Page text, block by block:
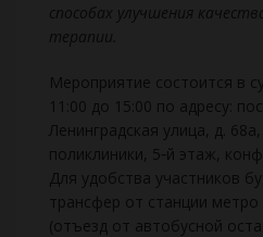
способах улучшения
терапии.
Мероприятие состоится в
11:00 до 15:00 по адресу:
Ленинградская улица, д.
поликлиники, 5‑й этаж,
Для удобства участников
трансфер от станции метро
(отъезд от автобусной